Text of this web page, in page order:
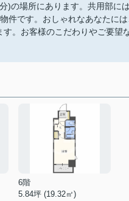
)の場所にあります。共用部に
件です。おしゃれなあなたに
。お客様のこだわりやご要望
6階
5.84坪 (19.32㎡)